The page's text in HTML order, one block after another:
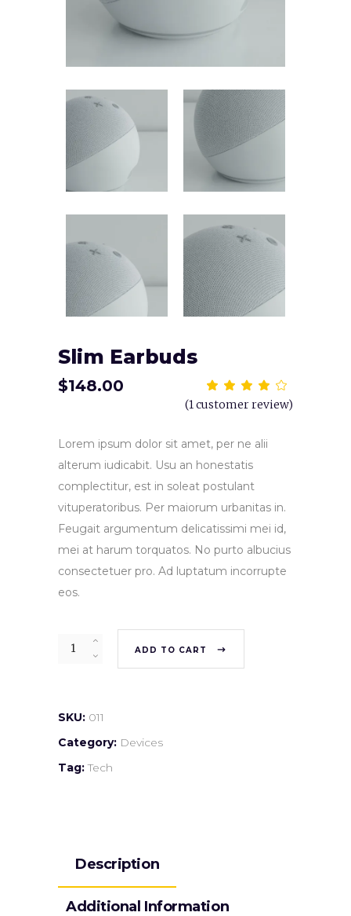
Slim Earbuds
out
on
customer
rating
(1customer review)
$148.00
Lorem ipsum dolor sit amet, per ne alii
alterum iudicabit. Usu an honestatis
complectitur, est in soleat postulant
vituperatoribus. Per maiorum urbanitas in.
Feugait argumentum delicatissimi mei id,
mei at harum torquatos. No purto albucius
consectetuer pro. Ad luptatum incorrupte
eos.
ADD TO CART
SKU: 011
Category: Devices
Tag:Tech
Description
Additional Information